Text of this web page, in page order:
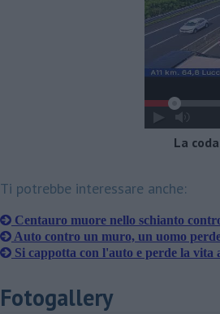
La
Ti potrebbe interessare anche:
Centauro muore nello schianto
Auto contro un muro, un uomo
Si cappotta con l'auto e perde la vita
Fotogallery